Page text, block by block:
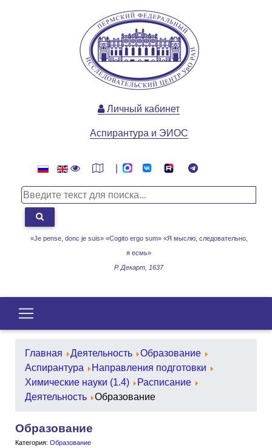
«Je pense, donc je suis» «Cogito ergo sum» «Я мыслю, следовательно,
я есмь»
Р. Декарт, 1637
Личный кабинет
Аспирантура и ЭИОС
Главная Деятельность
Образование
Аспирантура
Направления подготовки
Химические науки (1.4)
Расписание
Деятельность
Образование
Образование
Категория: Образование